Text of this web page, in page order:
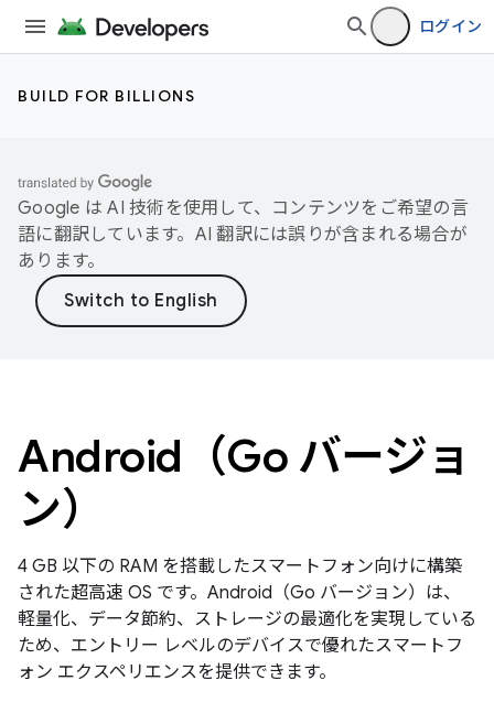
ログイン
BUILD FOR BILLIONS
Google は AI 技術を使用して、コンテンツをご希望の言
語に翻訳しています。AI 翻訳には誤りが含まれる場合が
あります。
Android（Go バージョ
ン）
4 GB 以下の RAM を搭載したスマートフォン向けに構築
された超高速 OS です。Android（Go バージョン）は、
軽量化、データ節約、ストレージの最適化を実現している
ため、エントリー レベルのデバイスで優れたスマートフ
ォン エクスペリエンスを提供できます。